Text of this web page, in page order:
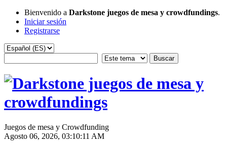
Bienvenido a Darkstone juegos de mesa y crowdfundings.
Iniciar sesión
Registrarse
Juegos de mesa y Crowdfunding
Agosto 06, 2026, 03:10:11 AM